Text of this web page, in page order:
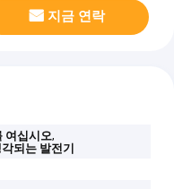
지금 연락
여십시오,
되는 발전기